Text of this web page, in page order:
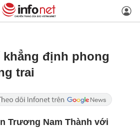
định phong
trai
Trương Nam Thành với